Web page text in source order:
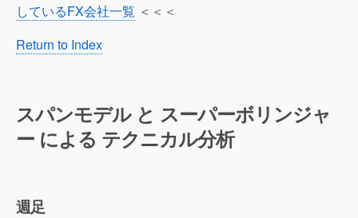
しているFX会社一覧 ＜＜＜
Return to Index
スパンモデル と スーパーボリンジャ
ー による テクニカル分析
週足